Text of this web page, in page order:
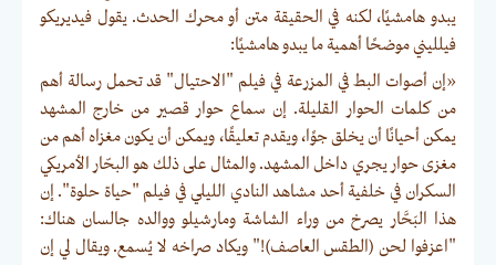
يبدو هامشيًا، لكنه في الحقيقة متن أو محرك الحدث. يقول فيديريكو
فيلليني موضحًا أهمية ما يبدو هامشيًا:
«إن أصوات البط في المزرعة في فيلم "الاحتيال" قد تحمل رسالة أهم
من كلمات الحوار القليلة. إن سماع حوار قصير من خارج المشهد
يمكن أحيانًا أن يخلق جوًا، ويقدم تعليقًا، ويمكن أن يكون مغزاه أهم من
مغزى حوار يجري داخل المشهد. والمثال على ذلك هو البحّار الأمريكي
السكران في خلفية أحد مشاهد النادي الليلي في فيلم "حياة حلوة". إن
هذا البَحَّار يصرخ من وراء الشاشة ومارشيلو ووالده جالسان هناك:
"اعزفوا لحن (الطقس العاصف)!" ويكاد صراخه لا يُسمع. ويقال لي إن